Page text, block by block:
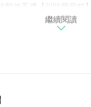
製伴手禮【川味蘿蔔糕
，位於南崁南竹路上，
繼續閱讀